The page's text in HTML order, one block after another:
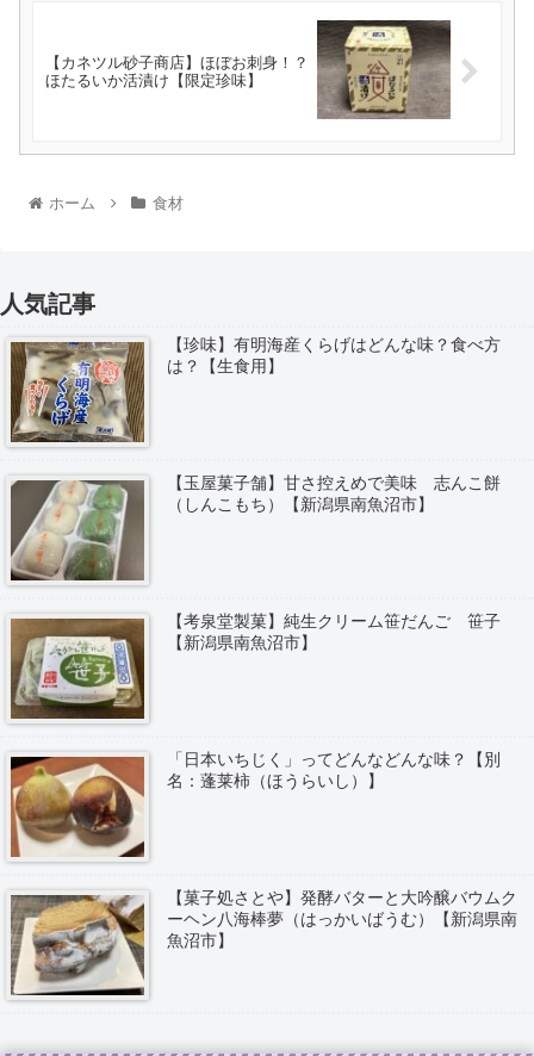
【カネツル砂子商店】ほぼお刺身！？
ほたるいか活漬け【限定珍味】
ホーム 食材
人気記事
【珍味】有明海産くらげはどんな味？食べ方
は？【生食用】
【玉屋菓子舗】甘さ控えめで美味 志んこ餅
（しんこもち）【新潟県南魚沼市】
【考泉堂製菓】純生クリーム笹だんご 笹子
【新潟県南魚沼市】
「日本いちじく」ってどんなどんな味？【別
名：蓬莱柿（ほうらいし）】
【菓子処さとや】発酵バターと大吟醸バウムク
ーヘン八海棒夢（はっかいばうむ）【新潟県南
魚沼市】